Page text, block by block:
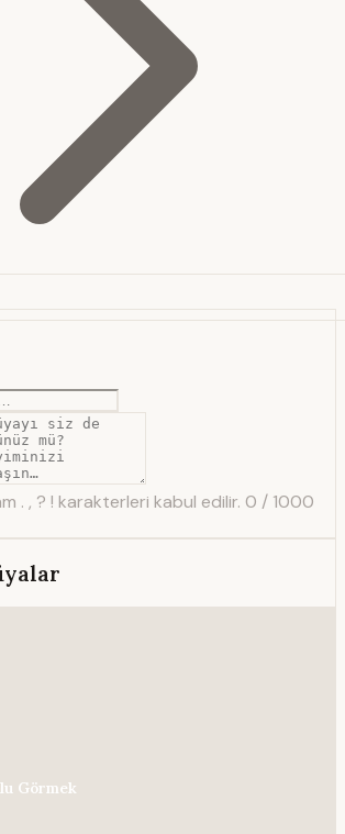
. , ? ! karakterleri kabul edilir. 0 / 1000
Görmek